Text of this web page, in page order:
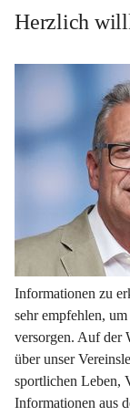
Herzlich
Informationen zu
sehr empfehlen,
versorgen. Auf der
über unser
sportlichen Leben,
Informationen aus